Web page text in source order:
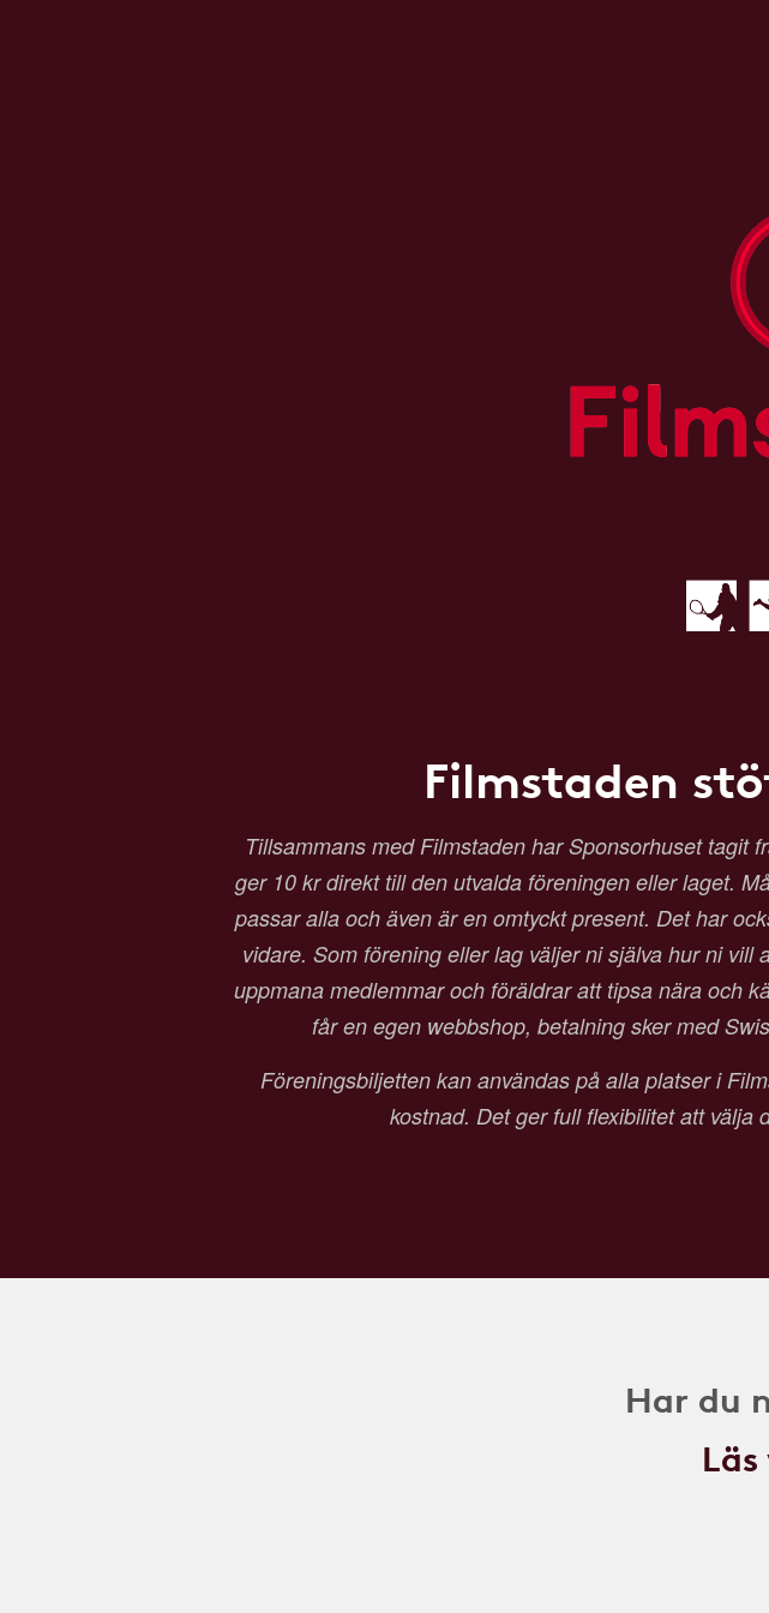
Filmstaden
Tillsammans med Filmstaden har Sponsorhuset tagit
ger 10 kr direkt till den utvalda föreningen eller laget.
passar alla och även är en omtyckt present. Det har
vidare. Som förening eller lag väljer ni själva hur ni
uppmana medlemmar och föräldrar att tipsa nära och
får en egen webbshop, betalning sker med
Föreningsbiljetten kan användas på alla platser i
kostnad. Det ger full flexibilitet att välja
Har du